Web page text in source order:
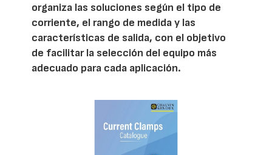
organiza las soluciones según el tipo de
corriente, el rango de medida y las
características de salida, con el objetivo
de facilitar la selección del equipo más
adecuado para cada aplicación.